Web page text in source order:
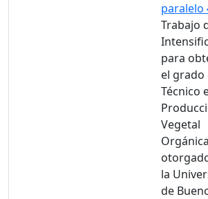
paralelo
Trabajo
para
el grado
Técnico
Vegetal
Orgánica
la
de